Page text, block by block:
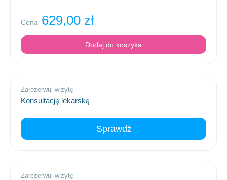
Cena 629,00 zł
Dodaj do koszyka
Zarezerwuj wizytę
Konsultację lekarską
Sprawdź
Zarezerwuj wizytę